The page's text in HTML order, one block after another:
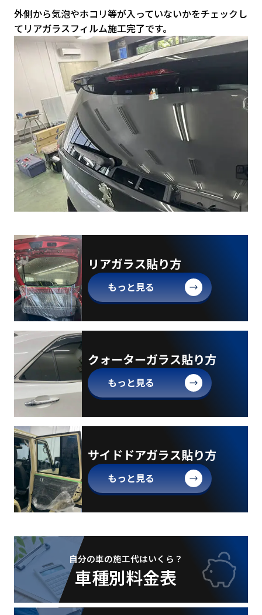
外側から気泡やホコリ等が入っていないかをチェックし
てリアガラスフィルム施工完了です。
リアガラス貼り方
もっと見る
クォーターガラス貼り方
もっと見る
サイドドアガラス貼り方
もっと見る
自分の車の施工代はいくら？
車種別料金表